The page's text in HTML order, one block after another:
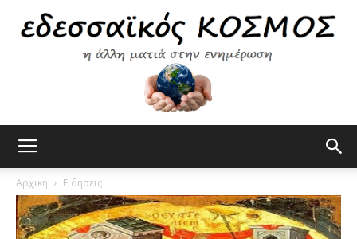
Κόσμος
Αρχική Ειδήσεις